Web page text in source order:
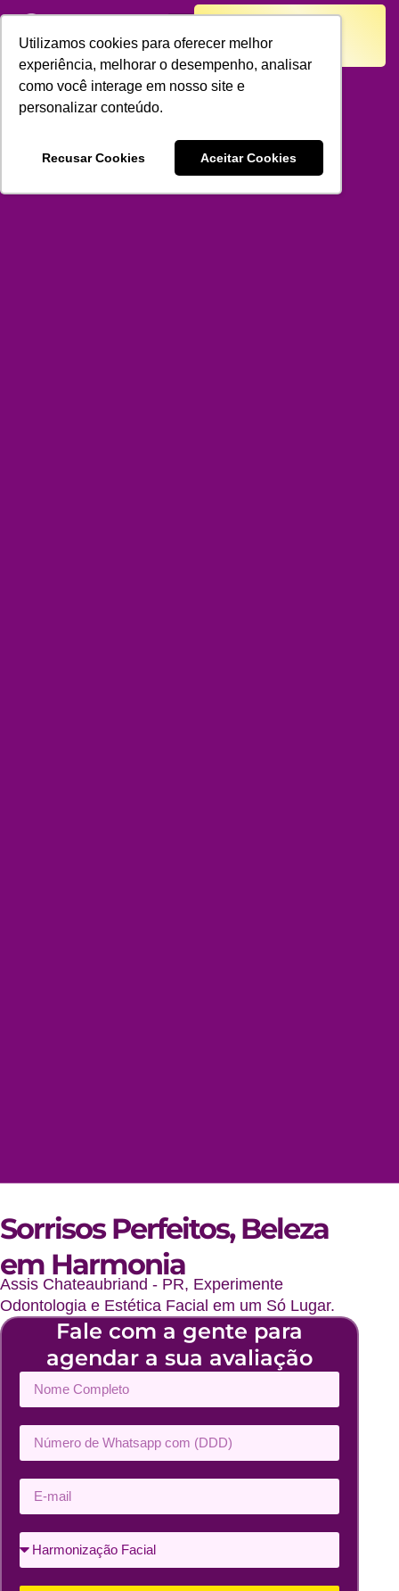
Utilizamos cookies para oferecer melhor
experiência, melhorar o desempenho, analisar
como você interage em nosso site e
personalizar conteúdo.
Recusar Cookies Aceitar Cookies
FRANQUEADO
Sorrisos Perfeitos, Beleza
em Harmonia
Assis Chateaubriand - PR, Experimente
Odontologia e Estética Facial em um Só Lugar.
Fale com a gente para
agendar a sua avaliação